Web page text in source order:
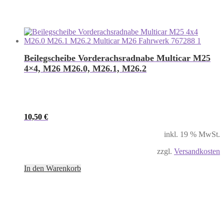
Beilegscheibe Vorderachsradnabe Multicar M25
4×4, M26 M26.0, M26.1, M26.2
10,50 €
inkl. 19 % MwSt.
zzgl. Versandkosten
In den Warenkorb